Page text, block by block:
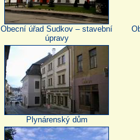
Obecní úřad Sudkov – stavební
úpravy
Plynárenský dům